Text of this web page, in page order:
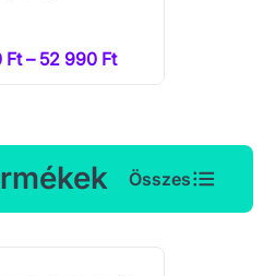
– 52 990 Ft
Összes